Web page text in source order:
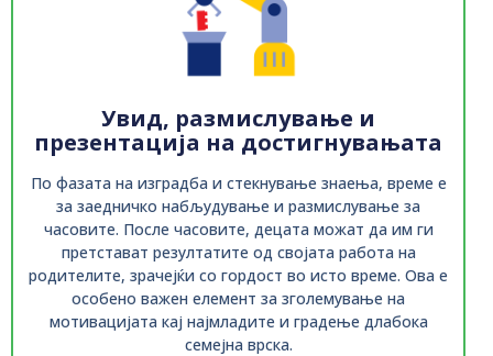
Увид, размислување и
презентација на достигнувањата
По фазата на изградба и стекнување знаења, време е
за заедничко набљудување и размислување за
часовите. После часовите, децата можат да им ги
претстават резултатите од својата работа на
родителите, зрачејќи со гордост во исто време. Ова е
особено важен елемент за зголемување на
мотивацијата кај најмладите и градење длабока
семејна врска.